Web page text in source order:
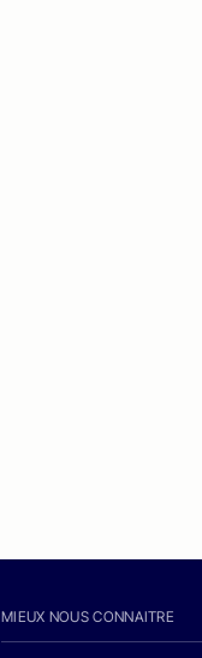
MIEUX NOUS CONNAITRE